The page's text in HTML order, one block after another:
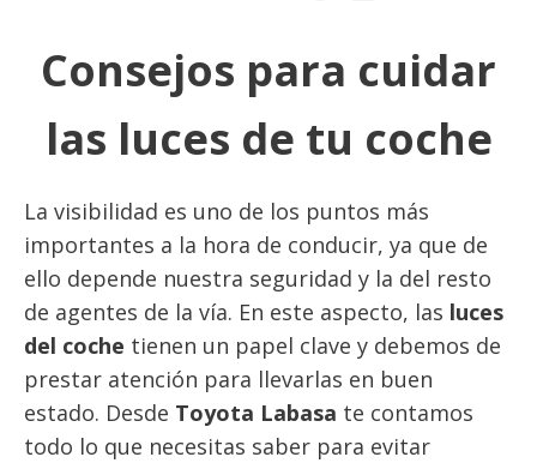
Consejos para cuidar
las luces de tu coche
La visibilidad es uno de los puntos más
importantes a la hora de conducir, ya que de
ello depende nuestra seguridad y la del resto
de agentes de la vía. En este aspecto, las luces
del coche tienen un papel clave y debemos de
prestar atención para llevarlas en buen
estado. Desde Toyota Labasa te contamos
todo lo que necesitas saber para evitar